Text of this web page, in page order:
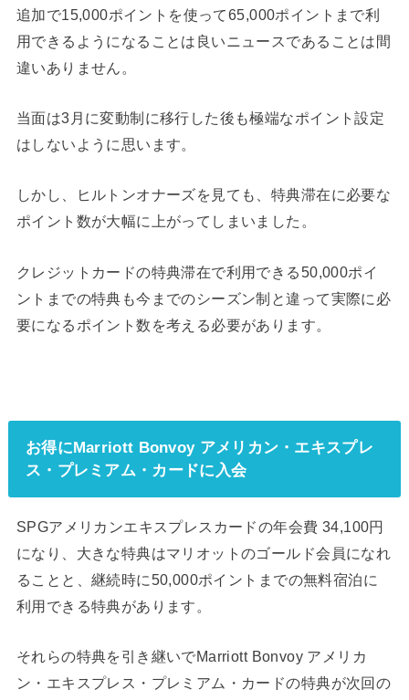
追加で15,000ポイントを使って65,000ポイントまで利
用できるようになることは良いニュースであることは間
違いありません。
当面は3月に変動制に移行した後も極端なポイント設定
はしないように思います。
しかし、ヒルトンオナーズを見ても、特典滞在に必要な
ポイント数が大幅に上がってしまいました。
クレジットカードの特典滞在で利用できる50,000ポイ
ントまでの特典も今までのシーズン制と違って実際に必
要になるポイント数を考える必要があります。
お得にMarriott Bonvoy アメリカン・エキスプレ
ス・プレミアム・カードに入会
SPGアメリカンエキスプレスカードの年会費 34,100円
になり、大きな特典はマリオットのゴールド会員になれ
ることと、継続時に50,000ポイントまでの無料宿泊に
利用できる特典があります。
それらの特典を引き継いでMarriott Bonvoy アメリカ
ン・エキスプレス・プレミアム・カードの特典が次回の